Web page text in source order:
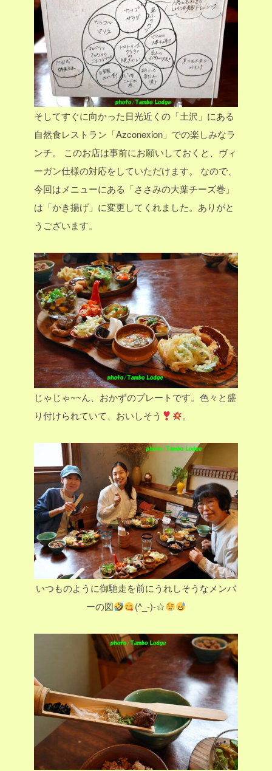
そしてすぐに向かった日光近くの「土沢」にある
自然食レストラン「Azconexion」での楽しみなラ
ンチ。
このお店は事前にお願いしておくと、ヴィ
ーガン仕様の対応をしていただけます。
なので、
今回はメニューにある「ささみの大葉チーズ巻」
は「かき揚げ」に変更してくれました。ありがと
うございます。
じゃじゃ~~ん、おかずのプレートです。色々と盛
り付けられていて、おいしそう
。
いつものように御馳走を前にうれしそうなメンバ
ーの図
(^_-)-☆